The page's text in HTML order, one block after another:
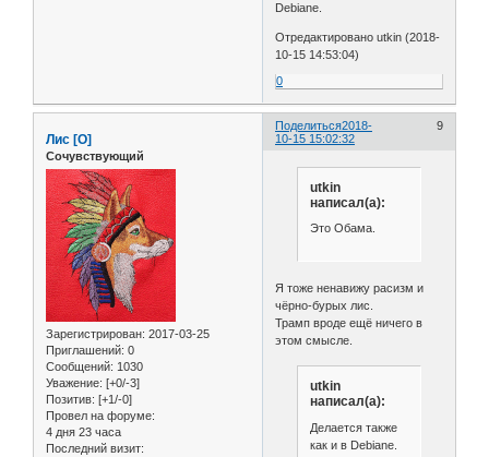
Debiane.
Отредактировано utkin (2018-
10-15 14:53:04)
0
Поделиться 9
2018-
10-15 15:02:32
Лис [О]
Сочувствующий
Зарегистрирован: 2017-03-25
Приглашений: 0
Сообщений: 1030
Уважение: [+0/-3]
Позитив: [+1/-0]
Провел на форуме:
4 дня 23 часа
Последний визит:
utkin
написал(а):
Это Обама.
Я тоже ненавижу расизм и
чёрно-бурых лис.
Трамп вроде ещё ничего в
этом смысле.
utkin
написал(а):
Делается также
как и в Debiane.